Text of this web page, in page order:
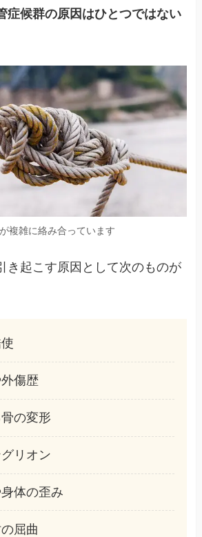
症候群の原因はひとつではない
複雑に絡み合っています
き起こす原因として次のものが
傷歴
の変形
リオン
体の歪み
屈曲